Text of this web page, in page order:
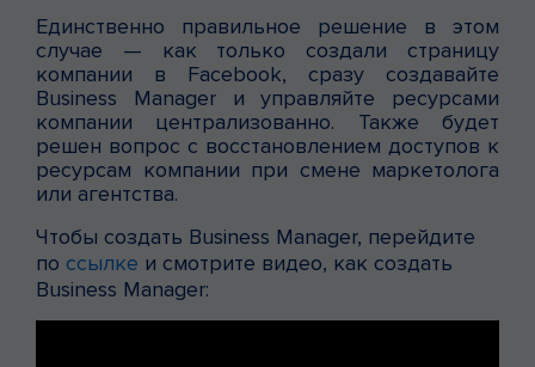
Единственно правильное решение в этом
случае — как только создали страницу
компании в Facebook, сразу создавайте
Business Manager и управляйте ресурсами
компании централизованно. Также будет
решен вопрос с восстановлением доступов к
ресурсам компании при смене маркетолога
или агентства.
Чтобы создать Business Manager, перейдите
по ссылке и смотрите видео, как создать
Business Manager: